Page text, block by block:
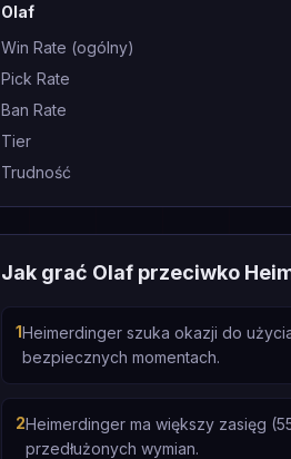
Olaf
Win Rate (ogólny)
Pick Rate
Ban Rate
Tier
Trudność
Jak grać Olaf przeciwko
1Heimerdinger szuka okazji do
bezpiecznych momentach.
2Heimerdinger ma większy zasięg
przedłużonych wymian.